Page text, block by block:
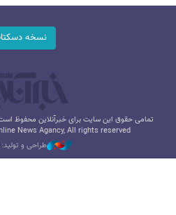
نسخه
تمامی حقوق این سایت برای خبرآنلاین محفوظ
News Agancy, All rights reserved
طراحی و